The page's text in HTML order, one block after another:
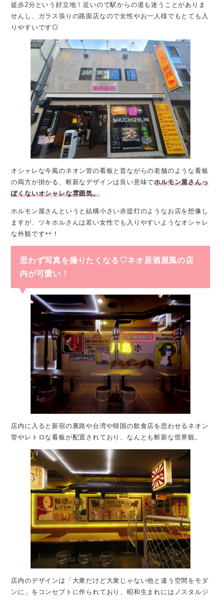
徒歩2分という好立地！近いので駅からの道も迷うことがありま
せんし、ガラス張りの路面店なので女性やお一人様でもとても入
りやすいです◎
オシャレな今風のネオン管の看板と昔ながらの老舗のような看板
の両方が掛かる、斬新なデザインは良い意味でホルモン屋さんっ
ぽくないオシャレな雰囲気。
ホルモン屋さんというと結構小さい赤提灯のようなお店を想像し
ますが、ツキホルさんは若い女性でも入りやすいようなオシャレ
な外観です
！
思わず写真を撮りたくなる♡ネオ居酒屋風の店
内が可愛い！
店内に入ると新宿の裏路や台湾や韓国の飲食店を思わせるネオン
管やレトロな看板が配置されており、なんとも斬新な世界観。
店内のデザインは「大衆だけど大衆じゃない他と違う空間をモダ
ンに」をコンセプトに作られており、昭和生まれにはノスタルジ